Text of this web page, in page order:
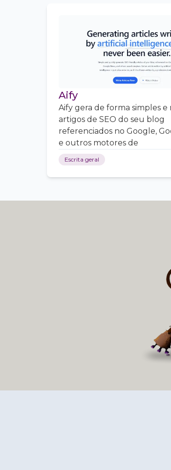
Aify
Aify gera de forma simples e
artigos de SEO do seu blog
referenciados no Google,
e outros motores de
Escrita geral